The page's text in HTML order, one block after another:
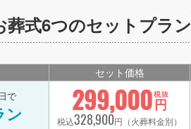
式6つのセットプラン
セット価格
で
ン 299,000円
税抜
税込328,900円（火葬料金別）